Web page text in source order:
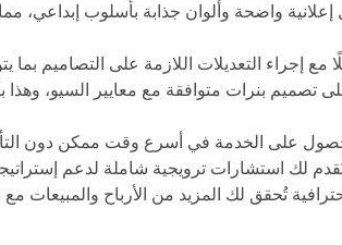
واضحة وألوان جذابة بأسلوب إبداعي،
مع إجراء التعديلات اللازمة على التصاميم بما
بنرات متوافقة مع معايير السيو، وهذا
على الخدمة في أسرع وقت ممكن دون
لك استشارات ترويجية شاملة لدعم
تُحقق لك المزيد من الأرباح والمبيعات مع